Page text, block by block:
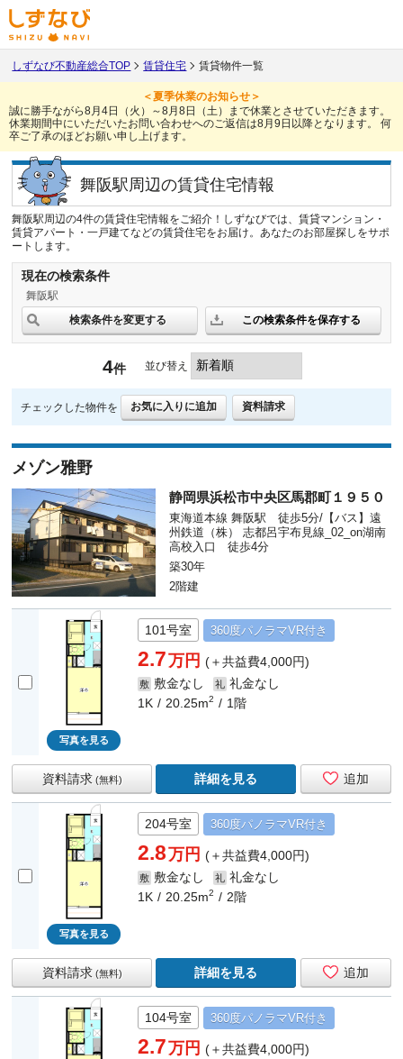
しずなび不動産総合TOP 賃貸住宅 賃貸物件一覧
＜夏季休業のお知らせ＞
誠に勝手ながら8月4日（火）～8月8日（土）まで休業とさせていただきます。
休業期間中にいただいたお問い合わせへのご返信は8月9日以降となります。
何
卒ご了承のほどお願い申し上げます。
舞阪駅周辺の賃貸住宅情報
舞阪駅周辺の4件の賃貸住宅情報をご紹介！しずなびでは、賃貸マンション・
賃貸アパート・一戸建てなどの賃貸住宅をお届け。あなたのお部屋探しをサポ
ートします。
現在の検索条件
舞阪駅
検索条件を変更する
この検索条件を保存する
4件 並び替え
チェックした物件を お気に入りに追加 資料請求
メゾン雅野
静岡県浜松市中央区馬郡町１９５０
東海道本線 舞阪駅 徒歩5分/【バス】遠
州鉄道（株） 志都呂宇布見線_02_on湖南
高校入口 徒歩4分
築30年
2階建
写真を見る
101号室 360度パノラマVR付き
2.7万円(＋共益費4,000円)
敷 敷金なし 礼 礼金なし
1K
20.25m2 1階
追加
資料請求 (無料) 詳細を見る
写真を見る
204号室 360度パノラマVR付き
2.8万円(＋共益費4,000円)
敷 敷金なし 礼 礼金なし
1K
20.25m2 2階
追加
資料請求 (無料) 詳細を見る
104号室 360度パノラマVR付き
2.7万円(＋共益費4,000円)